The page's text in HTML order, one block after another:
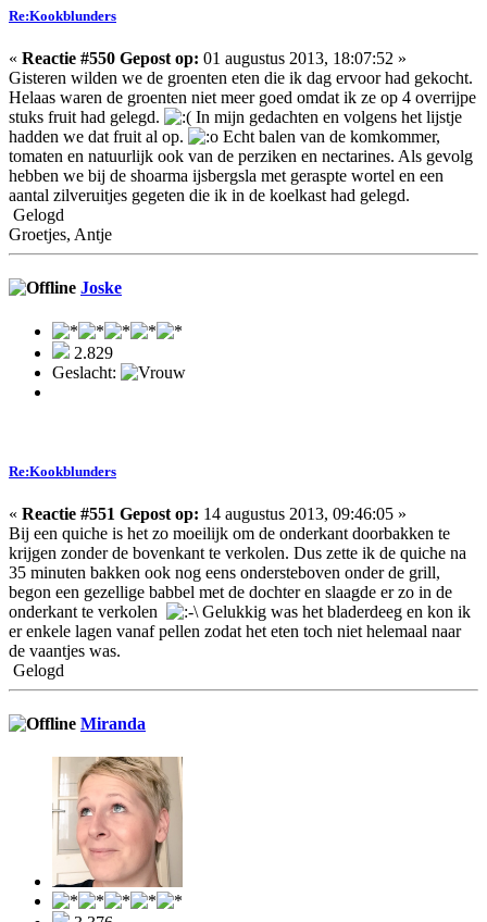
Re:Kookblunders
« Reactie #550 Gepost op: 01 augustus 2013, 18:07:52 »
Gisteren wilden we de groenten eten die ik dag ervoor had gekocht.
Helaas waren de groenten niet meer goed omdat ik ze op 4 overrijpe
stuks fruit had gelegd.
In mijn gedachten en volgens het lijstje
hadden we dat fruit al op.
Echt balen van de komkommer,
tomaten en natuurlijk ook van de perziken en nectarines. Als gevolg
hebben we bij de shoarma ijsbergsla met geraspte wortel en een
aantal zilveruitjes gegeten die ik in de koelkast had gelegd.
Gelogd
Groetjes, Antje
Joske
2.829
Geslacht:
Re:Kookblunders
« Reactie #551 Gepost op: 14 augustus 2013, 09:46:05 »
Bij een quiche is het zo moeilijk om de onderkant doorbakken te
krijgen zonder de bovenkant te verkolen. Dus zette ik de quiche na
35 minuten bakken ook nog eens ondersteboven onder de grill,
begon een gezellige babbel met de dochter en slaagde er zo in de
onderkant te verkolen
Gelukkig was het bladerdeeg en kon ik
er enkele lagen vanaf pellen zodat het eten toch niet helemaal naar
de vaantjes was.
Gelogd
Miranda